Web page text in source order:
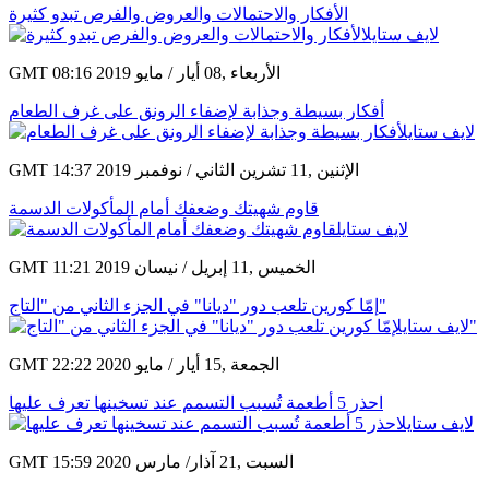
الأفكار والاحتمالات والعروض والفرص تبدو كثيرة
GMT 08:16 2019 الأربعاء ,08 أيار / مايو
أفكار بسيطة وجذابة لإضفاء الرونق على غرف الطعام
GMT 14:37 2019 الإثنين ,11 تشرين الثاني / نوفمبر
قاوم شهيتك وضعفك أمام المأكولات الدسمة
GMT 11:21 2019 الخميس ,11 إبريل / نيسان
إمّا كورين تلعب دور "ديانا" في الجزء الثاني من "التاج"
GMT 22:22 2020 الجمعة ,15 أيار / مايو
احذر 5 أطعمة تُسبب التسمم عند تسخينها تعرف عليها
GMT 15:59 2020 السبت ,21 آذار/ مارس